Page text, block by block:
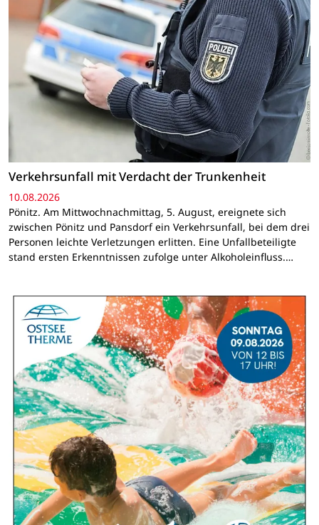
Verkehrsunfall mit Verdacht der Trunkenheit
10.08.2026
Pönitz. Am Mittwochnachmittag, 5. August, ereignete sich
zwischen Pönitz und Pansdorf ein Verkehrsunfall, bei dem drei
Personen leichte Verletzungen erlitten. Eine Unfallbeteiligte
stand ersten Erkenntnissen zufolge unter Alkoholeinfluss.…